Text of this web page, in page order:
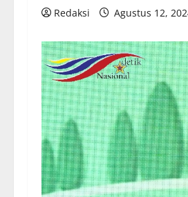
Redaksi Agustus 12,